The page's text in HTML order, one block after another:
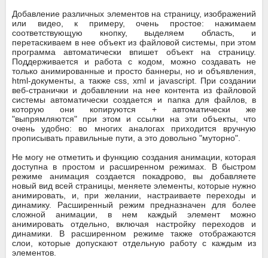
Добавление различных элементов на страницу, изображений
или видео, к примеру, очень простое: нажимаем
соответствующую кнопку, выделяем область, и
перетаскиваем в нее объект из файловой системы, при этом
программа автоматически впишет объект на страницу.
Поддерживается и работа с кодом, можно создавать не
только анимированные и просто баннеры, но и объявления,
html-документы, а также css, xml и javascript. При создании
веб-странички и добавлении на нее контента из файловой
системы автоматически создается и папка для файлов, в
которую они копируются + автоматически же
"выпрямляются" при этом и ссылки на эти объекты, что
очень удобно: во многих аналогах приходится вручную
прописывать правильные пути, а это довольно "муторно".
Не могу не отметить и функцию создания анимации, которая
доступна в простом и расширенном режимах. В быстром
режиме анимация создается покадрово, вы добавляете
новый вид всей страницы, меняете элементы, которые нужно
анимировать, и, при желании, настраиваете переходы и
динамику. Расширенный режим предназначен для более
сложной анимации, в нем каждый элемент можно
анимировать отдельно, включая настройку переходов и
динамики. В расширенном режиме также отображаются
слои, которые допускают отдельную работу с каждым из
элементов.